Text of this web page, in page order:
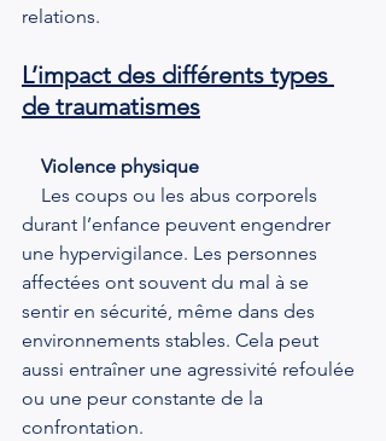
relations.
L’impact des différents types
de traumatismes
Violence physique
Les coups ou les abus corporels
durant l’enfance peuvent engendrer
une hypervigilance. Les personnes
affectées ont souvent du mal à se
sentir en sécurité, même dans des
environnements stables. Cela peut
aussi entraîner une agressivité refoulée
ou une peur constante de la
confrontation.